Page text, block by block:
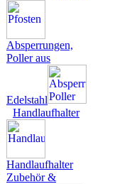
Absperrungen,
Poller aus
Edelstahl
Handlaufhalter
Handlaufhalter
Zubehör &